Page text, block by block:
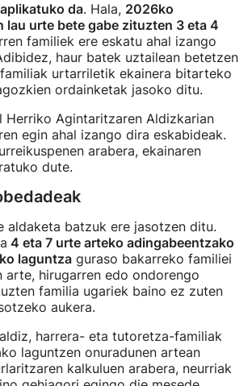
da. Hala, 2026ko
lau urte bete gabe zituzten 3 eta 4
familiek ere eskatu ahal izango
haur batek uztailean betetzen
urtarriletik ekainera bitarteko
ordainketak jasoko ditu.
Herriko Agintaritzaren Aldizkarian
egin ahal izango dira eskabideak.
arabera, ekainaren
dute.
aldaketa batzuk ere jasotzen ditu.
4 eta 7 urte arteko adingabeentzako
laguntza guraso bakarreko familiei
arte, hirugarren edo ondorengo
familia ugariek baino ez zuten
aukera.
harrera- eta tutoretza-familiak
laguntzen onuradunen artean
kalkuluen arabera, neurriak